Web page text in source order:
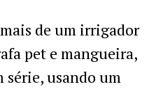
de um irrigador
pet e mangueira,
série, usando um